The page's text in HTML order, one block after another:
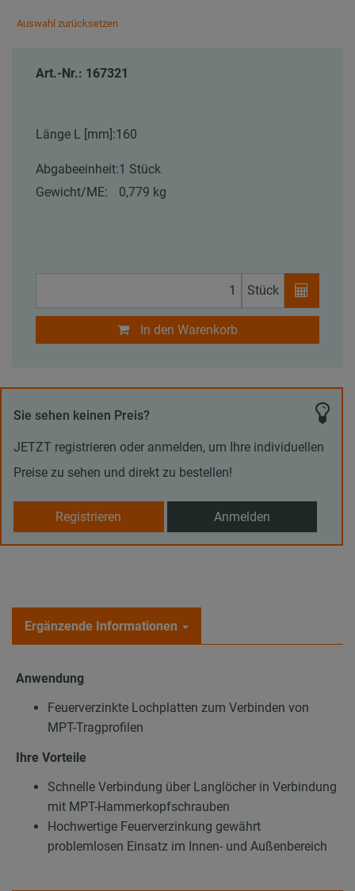
Auswahl zurücksetzen
Art.-Nr.: 167321
Länge L [mm]:160
Abgabeeinheit:1 Stück
Gewicht/ME:
0,779 kg
Stück
In den Warenkorb
Sie sehen keinen Preis?
JETZT registrieren oder anmelden, um Ihre individuellen
Preise zu sehen und direkt zu bestellen!
Registrieren Anmelden
Ergänzende Informationen
Anwendung
Feuerverzinkte Lochplatten zum Verbinden von
MPT-Tragprofilen
Ihre Vorteile
Schnelle Verbindung über Langlöcher in Verbindung
mit MPT-Hammerkopfschrauben
Hochwertige Feuerverzinkung gewährt
problemlosen Einsatz im Innen- und Außenbereich